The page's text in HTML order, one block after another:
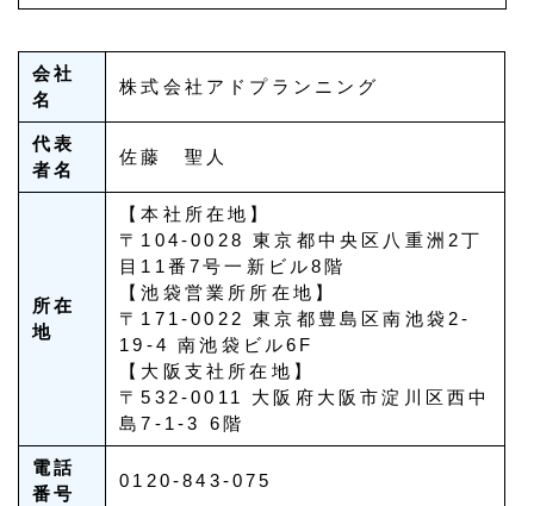
会社
名
株式会社アドプランニング
代表
者名
佐藤 聖人
所在
地
【本社所在地】
〒104-0028 東京都中央区八重洲2丁
目11番7号一新ビル8階
【池袋営業所所在地】
〒171-0022 東京都豊島区南池袋2-
19-4 南池袋ビル6F
【大阪支社所在地】
〒532-0011 大阪府大阪市淀川区西中
島7-1-3 6階
電話
番号
0120-843-075